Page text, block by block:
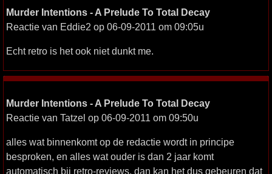
Murder Intentions - A Prelude To Total Decay
Reactie van Eddie2 op 06-09-2011 om 09:05u
Echt retro is het ook niet dunkt me.
Murder Intentions - A Prelude To Total Decay
Reactie van Tatzel op 06-09-2011 om 09:50u
alles wat binnenkomt op de redactie wordt in principe
besproken, en alles wat ouder is dan 2 jaar komt
automatisch bij retro-reviews. dan kan het dus gebeuren dat